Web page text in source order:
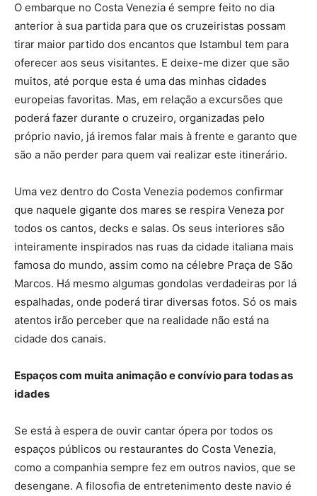
O embarque no Costa Venezia é sempre feito no dia
anterior à sua partida para que os cruzeiristas possam
tirar maior partido dos encantos que Istambul tem para
oferecer aos seus visitantes. E deixe-me dizer que são
muitos, até porque esta é uma das minhas cidades
europeias favoritas. Mas, em relação a excursões que
poderá fazer durante o cruzeiro, organizadas pelo
próprio navio, já iremos falar mais à frente e garanto que
são a não perder para quem vai realizar este itinerário.
Uma vez dentro do Costa Venezia podemos confirmar
que naquele gigante dos mares se respira Veneza por
todos os cantos, decks e salas. Os seus interiores são
inteiramente inspirados nas ruas da cidade italiana mais
famosa do mundo, assim como na célebre Praça de São
Marcos. Há mesmo algumas gondolas verdadeiras por lá
espalhadas, onde poderá tirar diversas fotos. Só os mais
atentos irão perceber que na realidade não está na
cidade dos canais.
Espaços com muita animação e convívio para todas as
idades
Se está à espera de ouvir cantar ópera por todos os
espaços públicos ou restaurantes do Costa Venezia,
como a companhia sempre fez em outros navios, que se
desengane. A filosofia de entretenimento deste navio é